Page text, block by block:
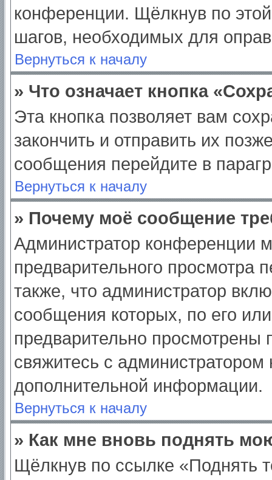
конференции. Щёлкнув по
шагов, необходимых для
Вернуться к началу
» Что означает кнопка
Эта кнопка позволяет вам
закончить и отправить их
сообщения перейдите в
Вернуться к началу
» Почему моё сообщение
Администратор конференции
предварительного просмотра
также, что администратор
сообщения которых, по его
предварительно просмотрены
свяжитесь с
дополнительной информации.
Вернуться к началу
» Как мне вновь поднять
Щёлкнув по ссылке «Поднять